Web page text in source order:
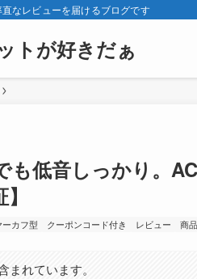
なレビューを届けるブログです
トが好きだぁ
も低音しっかり。
ーカフ型 クーポンコード付き レビュー 商
れています。